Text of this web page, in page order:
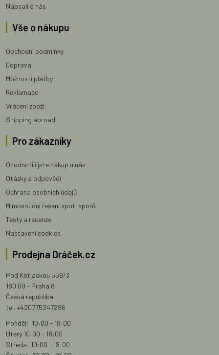
Napsali o nás
Vše o nákupu
Obchodní podmínky
Doprava
Možnosti platby
Reklamace
Vrácení zboží
Shipping abroad
Pro zákazníky
Ohodnotili jste nákup u nás
Otázky a odpovědi
Ochrana osobních údajů
Mimosoudní řešení spot. sporů
Testy a recenze
Nastavení cookies
Prodejna Dráček.cz
Pod Kotlaskou 558/3
180 00 - Praha 8
Česká republika
tel. +420775247296
Pondělí: 10:00 - 18:00
Úterý 10:00 - 18:00
Středa: 10:00 - 18:00